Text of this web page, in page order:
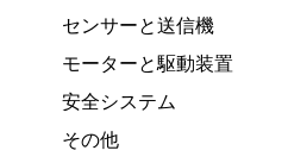
センサーと送信機
モーターと駆動装置
安全システム
その他